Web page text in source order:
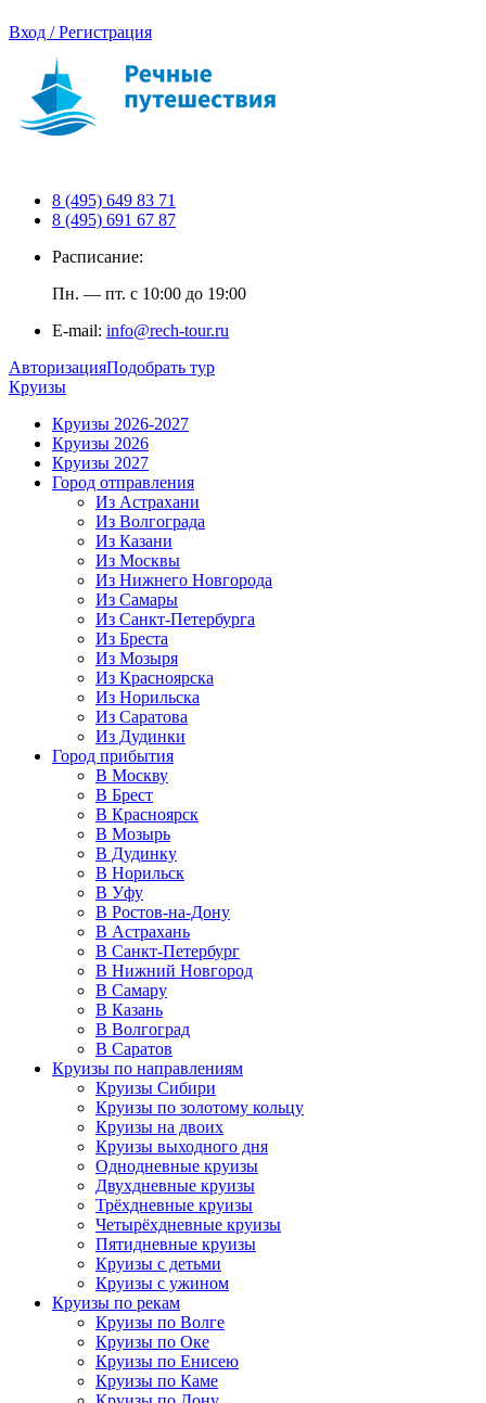
Вход / Регистрация
8 (495) 649 83 71
8 (495) 691 67 87
Расписание:
Пн. — пт. с 10:00 до 19:00
E-mail: info@rech-tour.ru
АвторизацияПодобрать тур
Круизы
Круизы 2026-2027
Круизы 2026
Круизы 2027
Город отправления
Из Астрахани
Из Волгограда
Из Казани
Из Москвы
Из Нижнего Новгорода
Из Самары
Из Санкт-Петербурга
Из Бреста
Из Мозыря
Из Красноярска
Из Норильска
Из Саратова
Из Дудинки
Город прибытия
В Москву
В Брест
В Красноярск
В Мозырь
В Дудинку
В Норильск
В Уфу
В Ростов-на-Дону
В Астрахань
В Санкт-Петербург
В Нижний Новгород
В Самару
В Казань
В Волгоград
В Саратов
Круизы по направлениям
Круизы Сибири
Круизы по золотому кольцу
Круизы на двоих
Круизы выходного дня
Однодневные круизы
Двухдневные круизы
Трёхдневные круизы
Четырёхдневные круизы
Пятидневные круизы
Круизы с детьми
Круизы с ужином
Круизы по рекам
Круизы по Волге
Круизы по Оке
Круизы по Енисею
Круизы по Каме